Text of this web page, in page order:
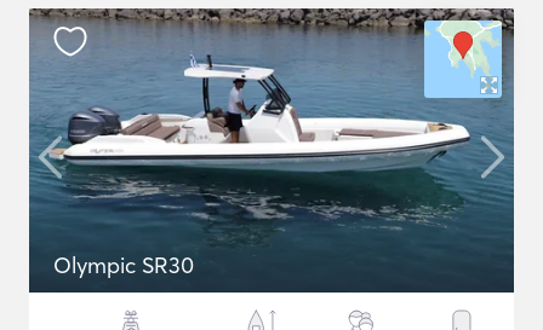
Olympic SR30